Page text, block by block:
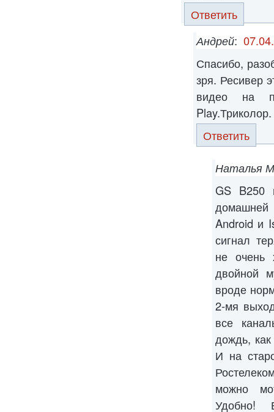
Ответить
Андрей:
Спасибо,
зря. Ресивер
видео на
Ответить
Наталья
GS B250
Android и
сигнал
не очень
двойной
вроде
2-мя
все
дождь,
И на
можно
Удобно!